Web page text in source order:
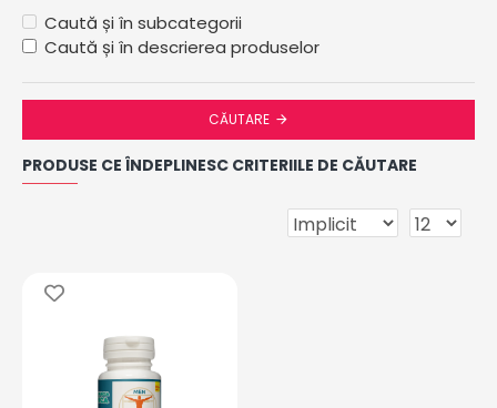
Caută și în subcategorii
Caută și în descrierea produselor
CĂUTARE
PRODUSE CE ÎNDEPLINESC CRITERIILE DE CĂUTARE